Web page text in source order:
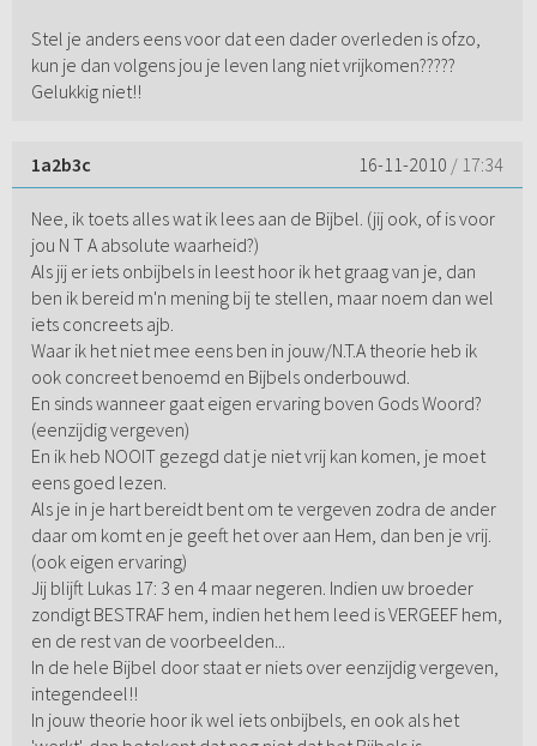
Stel je anders eens voor dat een dader overleden is ofzo,
kun je dan volgens jou je leven lang niet vrijkomen?????
Gelukkig niet!!
1a2b3c 16-11-2010 / 17:34
Nee, ik toets alles wat ik lees aan de Bijbel. (jij ook, of is voor
jou N T A absolute waarheid?)
Als jij er iets onbijbels in leest hoor ik het graag van je, dan
ben ik bereid m'n mening bij te stellen, maar noem dan wel
iets concreets ajb.
Waar ik het niet mee eens ben in jouw/N.T.A theorie heb ik
ook concreet benoemd en Bijbels onderbouwd.
En sinds wanneer gaat eigen ervaring boven Gods Woord?
(eenzijdig vergeven)
En ik heb NOOIT gezegd dat je niet vrij kan komen, je moet
eens goed lezen.
Als je in je hart bereidt bent om te vergeven zodra de ander
daar om komt en je geeft het over aan Hem, dan ben je vrij.
(ook eigen ervaring)
Jij blijft Lukas 17: 3 en 4 maar negeren. Indien uw broeder
zondigt BESTRAF hem, indien het hem leed is VERGEEF hem,
en de rest van de voorbeelden...
In de hele Bijbel door staat er niets over eenzijdig vergeven,
integendeel!!
In jouw theorie hoor ik wel iets onbijbels, en ook als het